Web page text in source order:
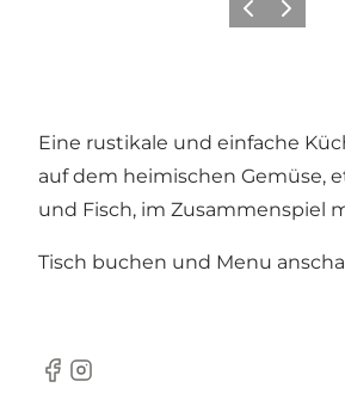
Vorherige Folie
Nächste
Eine rustikale und einfache
auf dem heimischen Gemüse,
und Fisch, im Zusammenspiel
Tisch buchen und Menu
Facebook
Instagram